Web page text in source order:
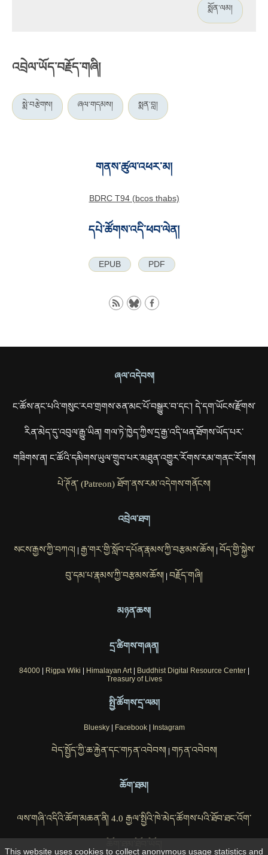
སྨོན་ལམ།
འབྲེལ་ཡོད་བརྗོད་གཞི།
སྨེ་བརྩེགས། ཞལ་གདམས། སྨན་བླ།
གནས་ཚུལ་འཕར་མ།
BDRC T94 (bcos thabs)
དཔེ་ཚོགས་འདི་ཕབ་ལེན།
EPUB PDF
ཞལ་འདེབས།
ང་ཚོས་ནང་པའི་གསུང་རབ་གྲགས་ཅན་མང་པོ་བསྒྱུར་བ་དང་། དེ་དག་ཡོངས་རྫོགས་
རིན་མེད་དུ་འབུལ་རྒྱུ་ཡིན། གལ་ཏེ་ཁྱེད་ཀྱིས་དྲ་རྒྱ་འདི་ཕན་ཐོགས་ཡོད་པར་
གཟིགས་ན། ང་ཚོའི་དམིགས་ཡུལ་གྲུབ་པར་མཐུན་འགྱུར་རོགས་རམ་གནང་རོགས།
པེ་ཊོན་ (Patreon) ཐོག་ནས་རམ་འདེགས་གནོངས།
འབྲེལ་ཐག
སངས་རྒྱས་ཀྱི་བཀའ།| རྒྱ་གར་གྱི་སློབ་དཔོན་རྣམས་ཀྱི་བརྩམས་ཆོས།| བོད་གྱི་སྐྱེས་
བུ་དམ་པ་རྣམས་ཀྱི་བརྩམས་ཆོས། | བརྗོད་གཞི།
མཉན་ཆས།
དྲ་ཚིགས་གཞན།
84000| Rigpa Wiki | Himalayan Art| Buddhist Digital Resource Center|
Treasury of Lives
སྤྱི་ཚོགས་དྲ་ལམ།
Bluesky| Facebook| Instagram
བེད་སྤྱོད་ཀྱི་ཆ་རྐྱེན་དང་གཏན་འབེབས།| གཏན་འབེབས།
ཆོག་ཐམ།
ལས་གཞི་འདིའི་ཆོག་མཆན་ནི། 4.0 རྒྱལ་སྤྱིའི་ཁེ་མེད་ཚོགས་པའི་ཐོབ་ཐང་འོག་
This website uses cookies to collect anonymous usage statistics and